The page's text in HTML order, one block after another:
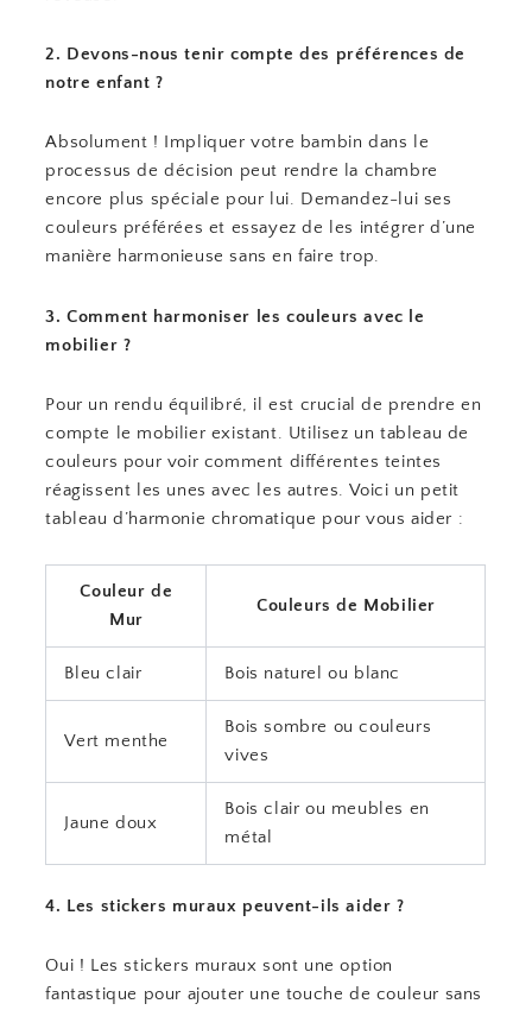
2. Devons-nous tenir compte des préférences de
notre enfant ?
Absolument ! Impliquer votre bambin dans le
processus de décision peut rendre la chambre
encore plus spéciale pour lui. Demandez-lui ses
couleurs préférées et essayez de les intégrer d’une
manière harmonieuse sans en faire trop.
3. Comment harmoniser les couleurs avec le
mobilier ?
Pour un rendu équilibré, il est crucial de prendre en
compte le mobilier existant. Utilisez un tableau de
couleurs pour voir comment différentes teintes
réagissent les unes avec les autres. Voici un petit
tableau d’harmonie chromatique pour vous aider :
Couleur de
Mur
Couleurs de Mobilier
Bleu clair Bois naturel ou blanc
Vert menthe
Bois sombre ou couleurs
vives
Jaune doux
Bois clair ou meubles en
métal
4. Les stickers muraux peuvent-ils aider ?
Oui ! Les stickers muraux sont une option
fantastique pour ajouter une touche de couleur sans